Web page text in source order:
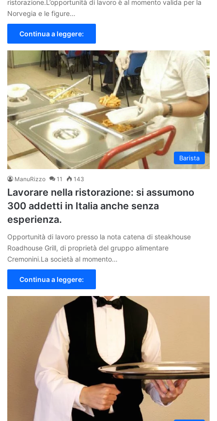
ristorazione.L’opportunità di lavoro è al momento valida per la
Norvegia e le figure…
Continua a leggere:
Barista
ManuRizzo 11 143
Lavorare nella ristorazione: si assumono
300 addetti in Italia anche senza
esperienza.
Opportunità di lavoro presso la nota catena di steakhouse
Roadhouse Grill, di proprietà del gruppo alimentare
Cremonini.La società al momento…
Continua a leggere: